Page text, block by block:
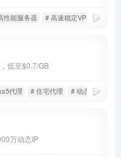
性能服务器 # 高速稳定VPS
低至$0.7/GB
代理 # 住宅代理 # 动态IP代理
万动态IP